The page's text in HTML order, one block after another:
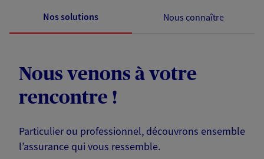
Nos solutions Nous connaître
Nous venons à votre
rencontre !
Particulier ou professionnel, découvrons ensemble
l’assurance qui vous ressemble.